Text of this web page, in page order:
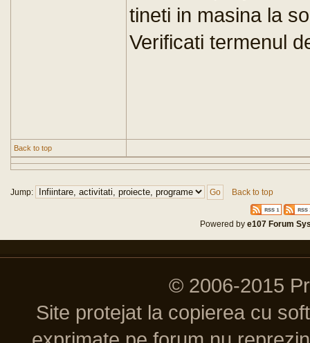
tineti in masina la
Verificati termenul
Back to top
Jump: Back to top
Powered bye107 Forum
© 2006-2015
Site protejat la copierea cu